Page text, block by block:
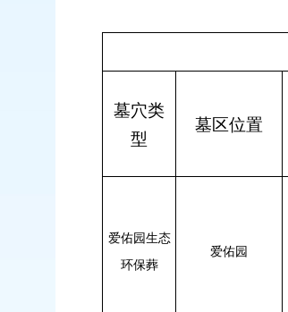
墓穴类
型
墓区位置
爱佑园生态
环保葬
爱佑园